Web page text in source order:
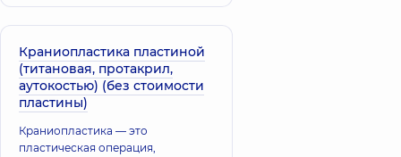
Краниопластика пластиной
(титановая, протакрил,
аутокостью) (без стоимости
пластины)
Краниопластика — это
пластическая операция,